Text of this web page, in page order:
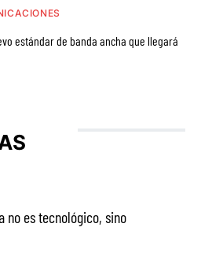
estándar de banda ancha que llegará
no es tecnológico, sino